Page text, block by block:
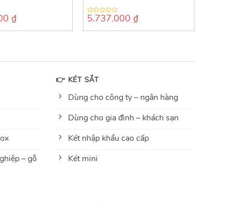
₫
0
of
5.737.000 ₫
– gỗ
👉 KÉT SẮT
Dùng cho công ty – ngân hàng
Dùng cho gia đình – khách sạn
Két nhập khẩu cao cấp
Két mini